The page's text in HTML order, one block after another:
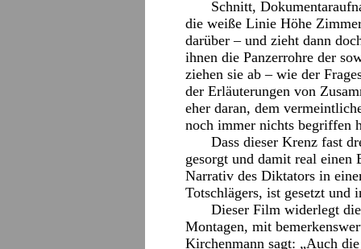
Schnitt,
die weiße Linie Höhe
darüber – und zieht dann
ihnen die Panzerrohre der
ziehen sie ab – wie der
der Erläuterungen von
eher daran, dem
noch immer nichts begriffen
Dass dieser Krenz fast
gesorgt und damit real
Narrativ des Diktators in
Totschlägers, ist gesetzt und
Dieser Film widerlegt
Montagen, mit
Kirchenmann sagt: „Auch